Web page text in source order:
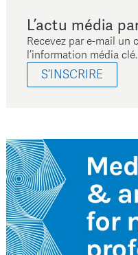
L’actu média
Recevez par e-mail un
l’information média clé.
S’INSCRIRE